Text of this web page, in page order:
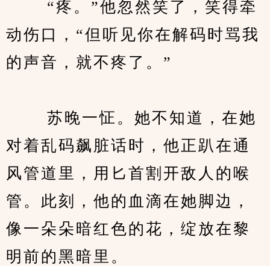
“疼。”他忽然笑了，笑得牵
动伤口，“但听见你在解码时骂我
的声音，就不疼了。”
苏晚一怔。她不知道，在她
对着乱码飙脏话时，他正趴在通
风管道里，用匕首割开敌人的喉
管。此刻，他的血滴在她脚边，
像一朵朵暗红色的花，绽放在黎
明前的黑暗里。